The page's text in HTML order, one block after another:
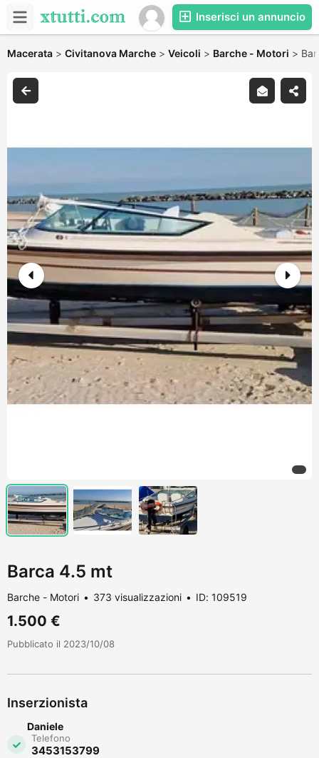
Inserisci un annuncio
Macerata > Civitanova Marche > Veicoli > Barche - Motori >
Barca 4.5 mt
Barche - Motori 373 visualizzazioni ID: 109519
1.500 €
Pubblicato il 2023/10/08
Inserzionista
Daniele
Telefono
3453153799